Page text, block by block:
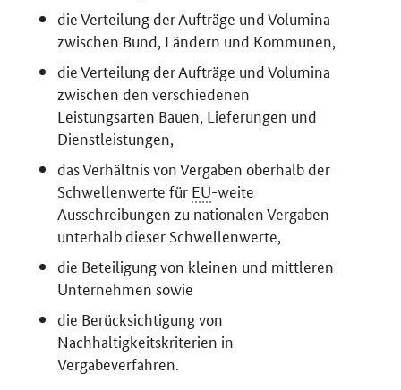
die Verteilung der Aufträge und Volumina
zwischen Bund, Ländern und Kommunen,
die Verteilung der Aufträge und Volumina
zwischen den verschiedenen
Leistungsarten Bauen, Lieferungen und
Dienstleistungen,
das Verhältnis von Vergaben oberhalb der
Schwellenwerte für EU-weite
Ausschreibungen zu nationalen Vergaben
unterhalb dieser Schwellenwerte,
die Beteiligung von kleinen und mittleren
Unternehmen sowie
die Berücksichtigung von
Nachhaltigkeitskriterien in
Vergabeverfahren.